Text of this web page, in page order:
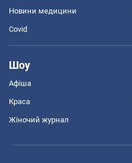
Новини медицини
Covid
Шоу
Афіша
Краса
Жіночий журнал